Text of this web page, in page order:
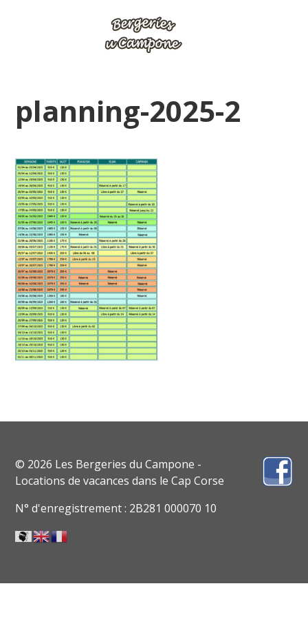
planning-2025-2
© 2026 Les Bergeries du Campone -
Locations de vacances dans le Cap Corse
N° d'enregistrement : 2B281 000070 10